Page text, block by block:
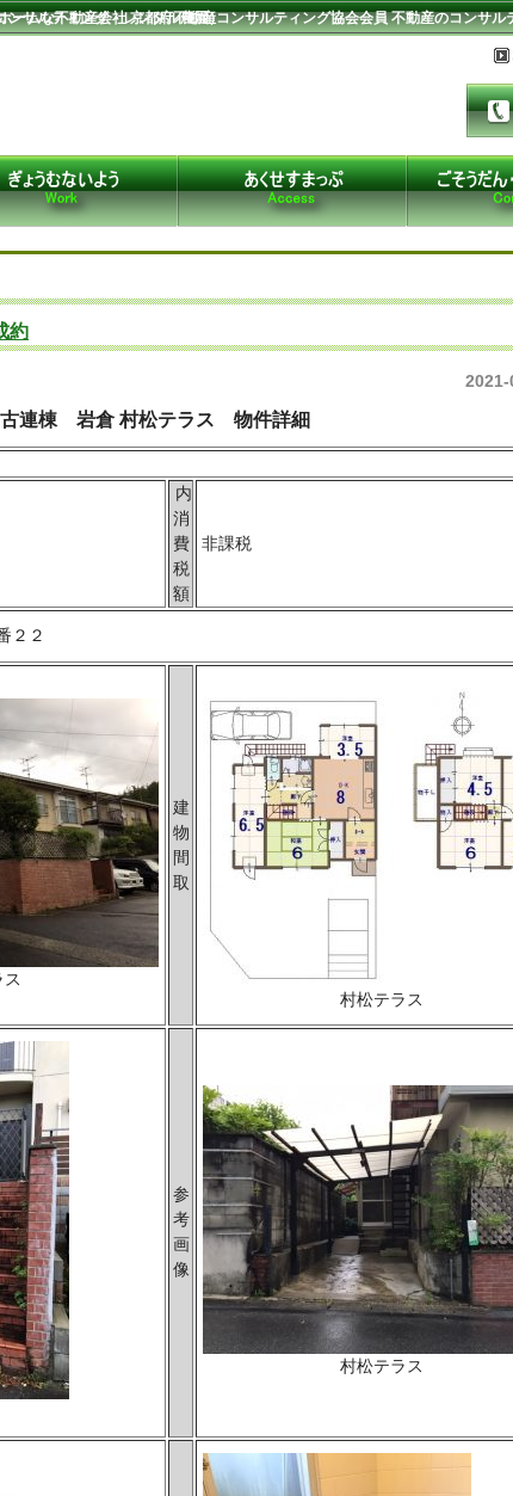
ンサルティング・レンタル農園）
ームな不動産会社 京都府不動産コンサルティング協会会員 不動産のコンサ
約
連棟 岩倉 村松テラス 物件詳細
内
消
費
税
額
非課税
２２
建
物
間
取
村松テラス
参
考
画
像
村松テラス